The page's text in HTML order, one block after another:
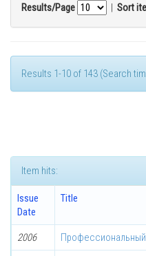
Results/Page | Sort
Results 1-10 of 143 (Search
Item hits:
Issue
Date
Title
2006 Профессиональный